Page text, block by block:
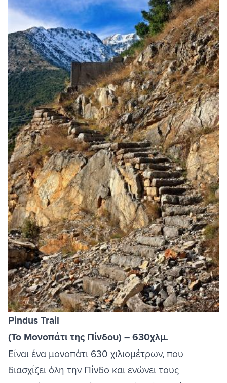
Pindus Trail
(Το Μονοπάτι της Πίνδου) – 630χλμ.
Είναι ένα μονοπάτι 630 χιλιομέτρων, που
διασχίζει όλη την Πίνδο και ενώνει τους